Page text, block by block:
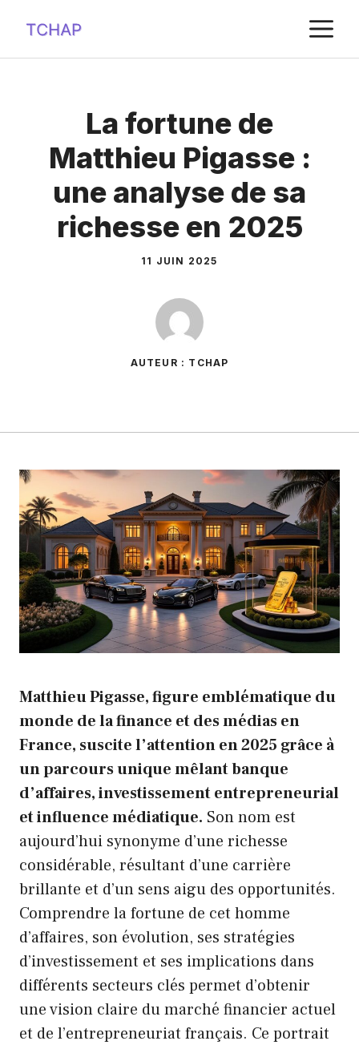
contenu
La fortune de
Matthieu Pigasse :
une analyse de sa
richesse en 2025
11 JUIN 2025
AUTEUR : TCHAP
Matthieu Pigasse, figure emblématique du
monde de la finance et des médias en
France, suscite l’attention en 2025 grâce à
un parcours unique mêlant banque
d’affaires, investissement entrepreneurial
et influence médiatique. Son nom est
aujourd’hui synonyme d’une richesse
considérable, résultant d’une carrière
brillante et d’un sens aigu des opportunités.
Comprendre la fortune de cet homme
d’affaires, son évolution, ses stratégies
d’investissement et ses implications dans
différents secteurs clés permet d’obtenir
une vision claire du marché financier actuel
et de l’entrepreneuriat français. Ce portrait